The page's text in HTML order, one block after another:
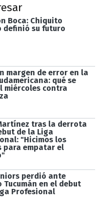
Boca: Chiquito
definió su futuro
margen de error en la
qué se
miércoles contra
tras la derrota
de la Liga
"Hicimos los
para empatar el
perdió ante
Tucumán en el debut
Profesional